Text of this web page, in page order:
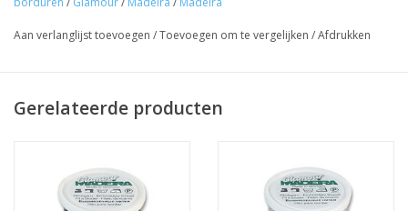
Aan verlanglijst toevoegen /Toevoegen om te vergelijken /Afdrukken
Gerelateerde producten